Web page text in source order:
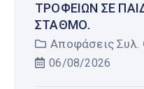
ΤΡΟΦΕΊΩΝ ΣΕ
ΣΤΑΘΜΌ.
Αποφάσεις Συλ.
06/08/2026